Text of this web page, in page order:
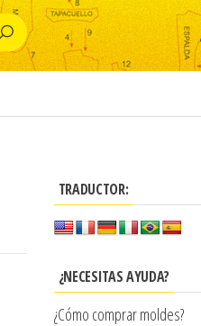
TRADUCTOR:
¿NECESITAS AYUDA?
¿Cómo comprar moldes?